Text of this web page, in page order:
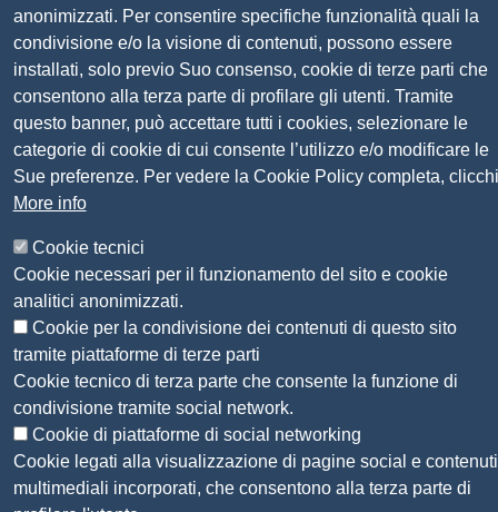
Codice univoco fatturazione elettronica:UFN1JE
Pagare con PagoPA
Seguici su
Sito web
Amministrazione trasparente
Mappa del sito
Privacy
Social Media Policy
Dichiarazione di accessibilità
Feedback accessibilità
Siti tematici: Maremma e Tirreno Itinerari
© 2026 CAMERA DI COMMERCIO DELLA
MAREMMA E DEL TIRRENO
anonimizzati. Per consentire specifiche funzionalità quali la
condivisione e/o la visione di contenuti, possono essere
installati, solo previo Suo consenso, cookie di terze parti che
consentono alla terza parte di profilare gli utenti. Tramite
questo banner, può accettare tutti i cookies, selezionare le
categorie di cookie di cui consente l’utilizzo e/o modificare le
Sue preferenze. Per vedere la Cookie Policy completa, clicchi
More info
Cookie tecnici
Cookie necessari per il funzionamento del sito e cookie
analitici anonimizzati.
Cookie per la condivisione dei contenuti di questo sito
tramite piattaforme di terze parti
Cookie tecnico di terza parte che consente la funzione di
condivisione tramite social network.
Cookie di piattaforme di social networking
Cookie legati alla visualizzazione di pagine social e contenuti
multimediali incorporati, che consentono alla terza parte di